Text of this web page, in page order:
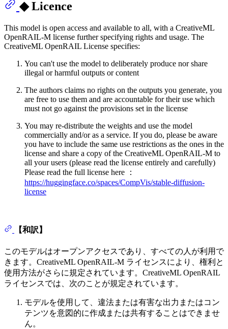
◆ Licence
This model is open access and available to all, with a CreativeML
OpenRAIL-M license further specifying rights and usage. The
CreativeML OpenRAIL License specifies:
You can't use the model to deliberately produce nor share
illegal or harmful outputs or content
The authors claims no rights on the outputs you generate, you
are free to use them and are accountable for their use which
must not go against the provisions set in the license
You may re-distribute the weights and use the model
commercially and/or as a service. If you do, please be aware
you have to include the same use restrictions as the ones in the
license and share a copy of the CreativeML OpenRAIL-M to
all your users (please read the license entirely and carefully)
Please read the full license here ：
https://huggingface.co/spaces/CompVis/stable-diffusion-
license
【和訳】
このモデルはオープンアクセスであり、すべての人が利用で
きます。CreativeML OpenRAIL-M ライセンスにより、権利と
使用方法がさらに規定されています。CreativeML OpenRAIL
ライセンスでは、次のことが規定されています。
モデルを使用して、違法または有害な出力またはコン
テンツを意図的に作成または共有することはできませ
ん。